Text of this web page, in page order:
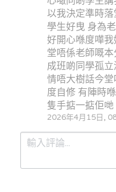
以我決定準時
學生好曳 身為
好開心喺度嘩
堂唔係老師嘅
成班啲同學孤
情唔大樹話今
度自修 有陣時
隻手掂一掂佢哋
2026年4月15日,